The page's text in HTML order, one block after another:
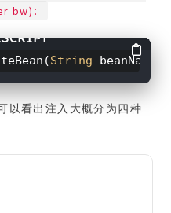
bw)：
String
以看出注入大概分为四种